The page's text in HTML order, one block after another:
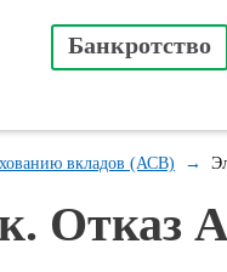
Банкротство
вкладов (АСВ) →
Отказ